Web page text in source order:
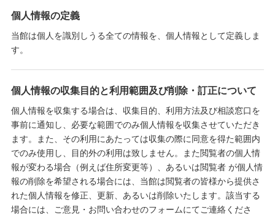
個人情報の定義
当館は個人を識別しうる全ての情報を、個人情報として定義しま
す。
個人情報の収集目的と利用範囲及び削除・訂正について
個人情報を収集する場合は、収集目的、利用方法及び相談窓口を
事前に通知し、必要な範囲でのみ個人情報を収集させていただき
ます。また、その利用にあたっては収集の際に同意を得た範囲内
でのみ使用し、目的外の利用は致しません。また閲覧者の個人情
報が変わる場合（例えば住所変更等）、あるいは閲覧者 が個人情
報の削除を希望される場合には、当館は閲覧者の皆様から提供さ
れた個人情報を修正、更新、あるいは削除いたします。該当する
場合には、ご意見・お問い合わせのフォームにてご連絡くださ